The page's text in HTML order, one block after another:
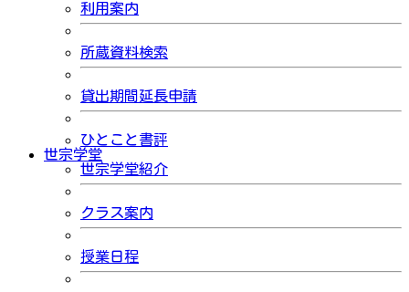
利用案内
所蔵資料検索
貸出期間延長申請
ひとこと書評
世宗学堂
世宗学堂紹介
クラス案内
授業日程